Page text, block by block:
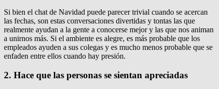
Si bien el chat de Navidad puede parecer trivial cuando se acercan
las fechas, son estas conversaciones divertidas y tontas las que
realmente ayudan a la gente a conocerse mejor y las que nos animan
a unirnos más. Si el ambiente es alegre, es más probable que los
empleados ayuden a sus colegas y es mucho menos probable que se
enfaden entre ellos cuando hay presión.
2. Hace que las personas se sientan apreciadas